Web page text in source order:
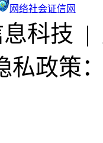
网络社会证信网
科技 |
私政策